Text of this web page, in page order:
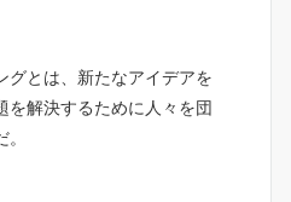
グとは、新たなアイデアを
を解決するために人々を団